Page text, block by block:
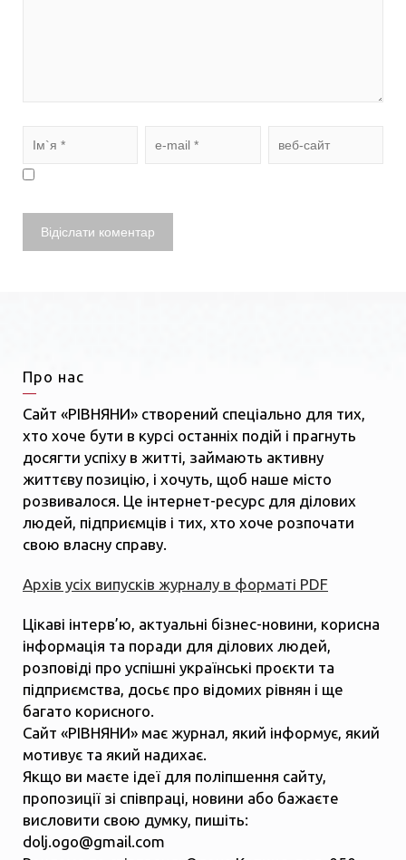
Про нас
Сайт «РІВНЯНИ» створений спеціально для тих,
хто хоче бути в курсі останніх подій і прагнуть
досягти успіху в житті, займають активну
життєву позицію, і хочуть, щоб наше місто
розвивалося. Це інтернет-ресурс для ділових
людей, підприємців і тих, хто хоче розпочати
свою власну справу.
Архів усіх випусків журналу в форматі PDF
Цікаві інтерв’ю, актуальні бізнес-новини, корисна
інформація та поради для ділових людей,
розповіді про успішні українські проєкти та
підприємства, досьє про відомих рівнян і ще
багато корисного.
Сайт «РІВНЯНИ» має журнал, який інформує, який
мотивує та який надихає.
Якщо ви маєте ідеї для поліпшення сайту,
пропозиції зі співпраці, новини або бажаєте
висловити свою думку, пишіть:
dolj.ogo@gmail.com